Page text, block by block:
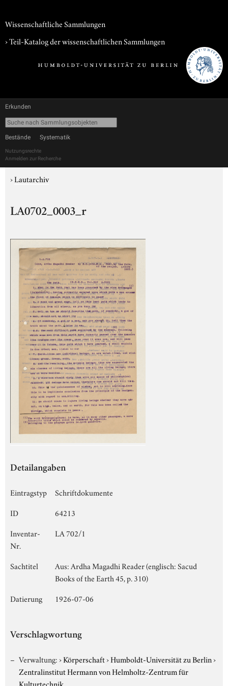
Wissenschaftliche Sammlungen
› Teil-Katalog der wissenschaftlichen Sammlungen
Erkunden
Bestände Systematik
Nutzungsrechte
Anmelden zur Recherche
›Lautarchiv
LA0702_0003_r
Detailangaben
Eintragstyp
Schriftdokumente
ID
64213
Inventar-
Nr.
LA 702/1
Sachtitel
Aus: Ardha Magadhi Reader (englisch: Sacud
Books of the Earth 45, p. 310)
Datierung
1926-07-06
Verschlagwortung
Verwaltung:›Körperschaft›Humboldt-Universität zu Berlin›
Zentralinstitut Hermann von Helmholtz-Zentrum für
Kulturtechnik